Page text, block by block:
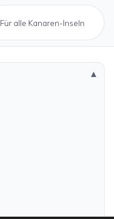
Für alle Kanaren-Inseln